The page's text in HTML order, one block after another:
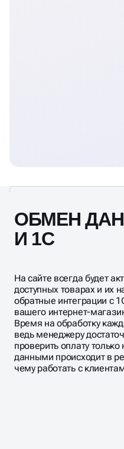
ОБМЕН
И 1С
На сайте всегда будет
доступных товарах и их
обратные интеграции с
вашего интернет-
Время на обработку
ведь менеджеру
проверить оплату
данными происходит в
чему работать с